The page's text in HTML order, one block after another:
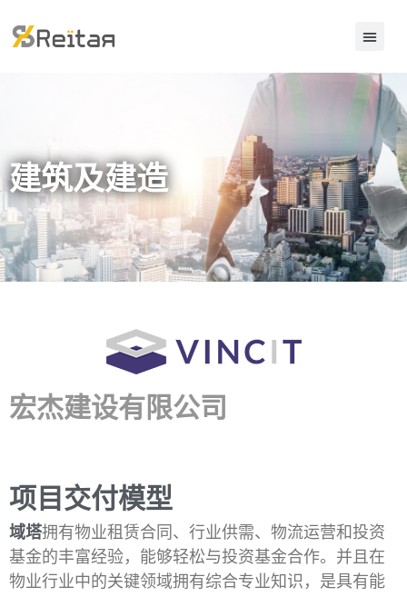
建筑及建造
宏杰建设有限公司
项目交付模型
域塔拥有物业租赁合同、行业供需、物流运营和投资
基金的丰富经验，能够轻松与投资基金合作。并且在
物业行业中的关键领域拥有综合专业知识，是具有能